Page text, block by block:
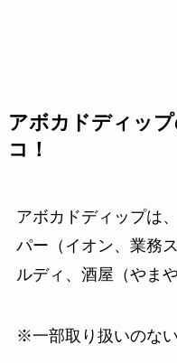
アボカドディッ
コ！
アボカドディップは
パー（イオン、業務
ルディ、酒屋（やま
※一部取り扱いのな